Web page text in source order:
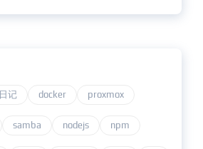
日记 docker proxmox
samba nodejs npm